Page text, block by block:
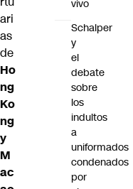
ari
as
de
Ho
ng
Ko
ng
y
M
ac
vivo
Schalper
y
el
debate
sobre
los
indultos
a
uniformados
condenados
por